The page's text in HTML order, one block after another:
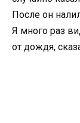
После он
Я много раз
от дождя,